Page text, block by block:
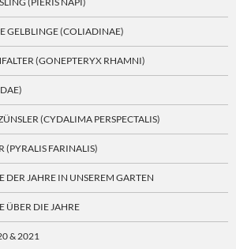
GELBLINGE (COLIADINAE)
(GONEPTERYX RHAMNI)
(CYDALIMA PERSPECTALIS)
(PYRALIS FARINALIS)
DER JAHRE IN UNSEREM GARTEN
ÜBER DIE JAHRE
& 2021